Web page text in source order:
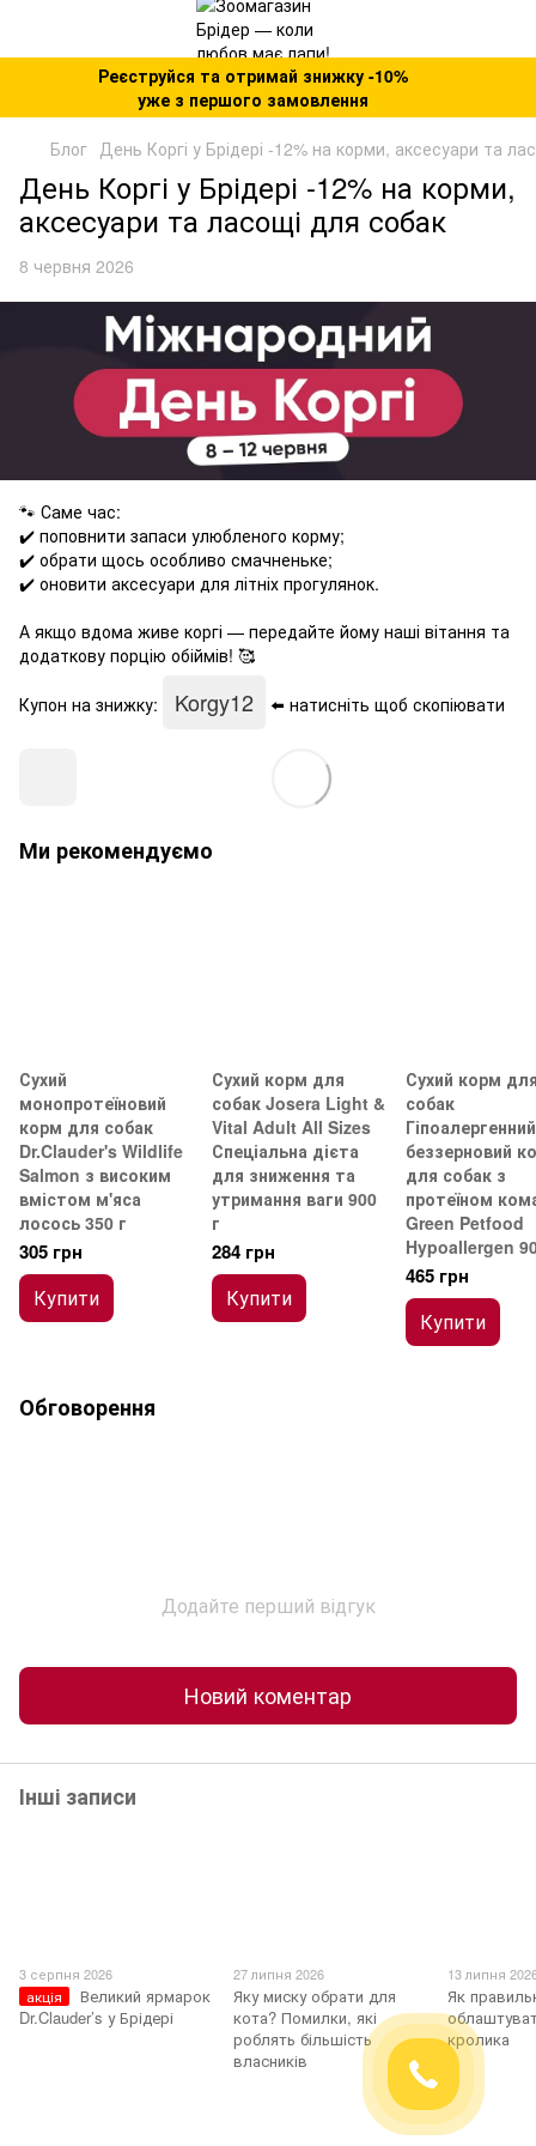
Реєструйся та отримай знижку -10%
уже з першого замовлення
Блог День Коргі у Брідері -12% на корми, аксесуари та
День Коргі у Брідері -12% на корми,
аксесуари та ласощі для собак
8 червня 2026
🐾 Саме час:
✔️ поповнити запаси улюбленого корму;
✔️ обрати щось особливо смачненьке;
✔️ оновити аксесуари для літніх прогулянок.
А якщо вдома живе коргі — передайте йому наші вітання та
додаткову порцію обіймів! 🥰
Купон на знижку: Korgy12 ⬅️ натисніть щоб скопіювати
Ми рекомендуємо
Сухий
монопротеїновий
корм для собак
Dr.Clauder's Wildlife
Salmon з високим
вмістом м'яса
лосось 350 г
305 грн
Купити
Сухий корм для
собак Josera Light &
Vital Adult All Sizes
Спеціальна дієта
для зниження та
утримання ваги 900
г
284 грн
Купити
Сухий корм
собак
Гіпоалергенний
беззерновий
для собак з
протеїном
Green Petfood
Hypoallergen
465 грн
Купити
Обговорення
Додайте перший відгук
Новий коментар
Інші записи
3 серпня 2026
акція
Великий ярмарок
Dr.Clauder’s у Брідері
27 липня 2026
Яку миску обрати для
кота? Помилки, які
роблять більшість
власників
13 липня
Як
кролика